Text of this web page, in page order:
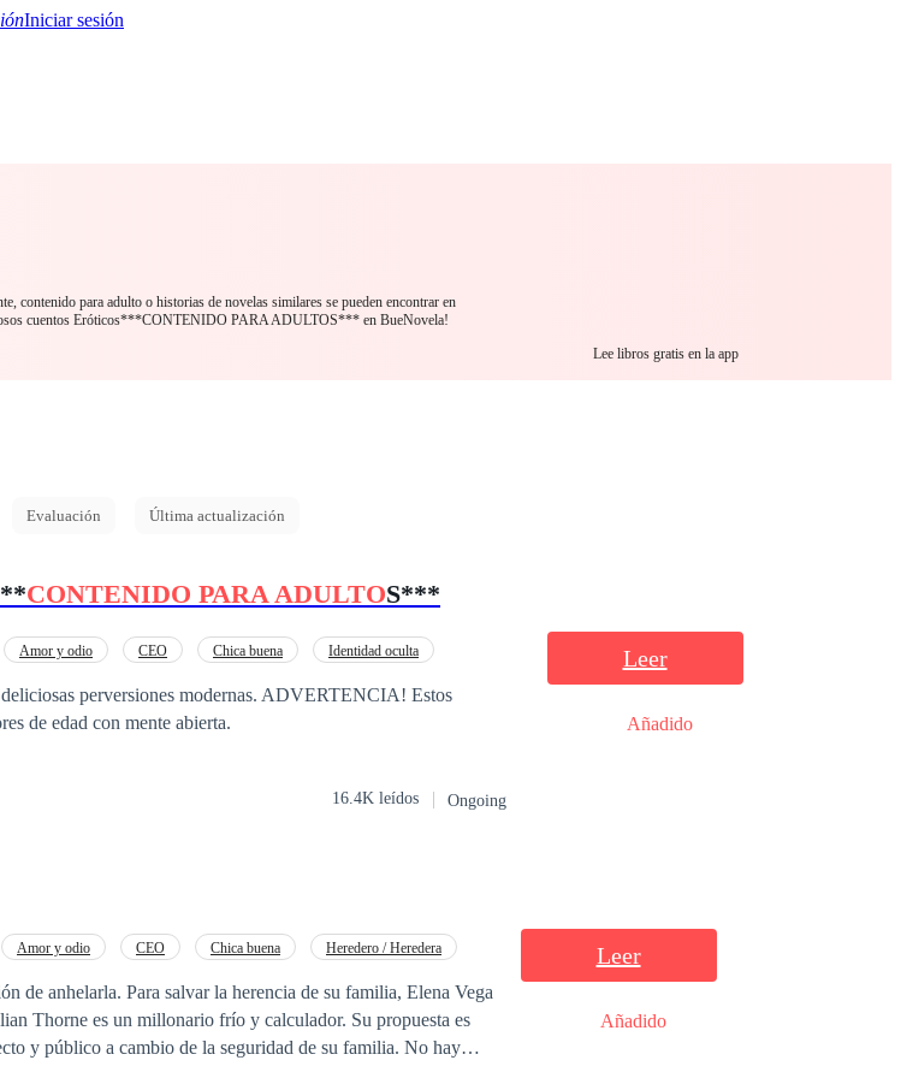
Iniciar sesión
contenido para adulto o historias de novelas similares se pueden encontrar en
cuentos Eróticos***CONTENIDO PARA ADULTOS*** en BueNovela!
Lee libros gratis en la app
Evaluación Última actualización
CONTENIDO PARA ADULTOS***
Amor y odio CEO Chica buena
Identidad oculta
perversiones modernas. ADVERTENCIA! Estos
de edad con mente abierta.
16.4K leídos Ongoing
Leer
Añadido
Amor y odio CEO Chica buena
Heredero / Heredera
de su familia, Elena Vega
Thorne es un millonario frío y calculador. Su propuesta es
y público a cambio de la seguridad de su familia. No hay
Leer
Añadido